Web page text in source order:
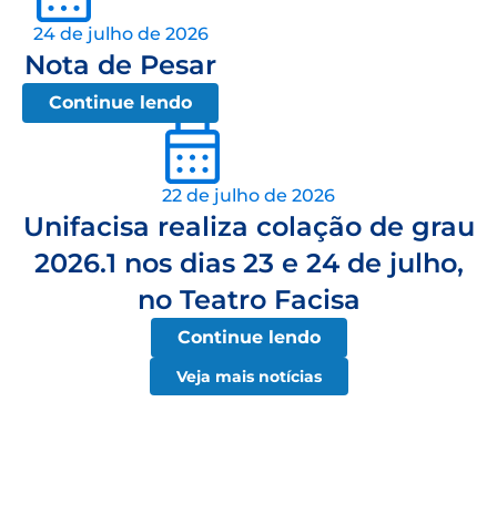
24 de julho de 2026
Nota de Pesar
Continue lendo
22 de julho de 2026
Unifacisa realiza colação de grau
2026.1 nos dias 23 e 24 de julho,
no Teatro Facisa
Continue lendo
Veja mais notícias